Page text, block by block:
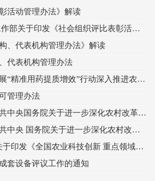
活动管理办法》解读
民政部 中央社会工作部关于印发《社会组织评比表彰活动管理办法》的通知
、代表机构管理办法》解读
代表机构管理办法
农业农村部关于开展“精准用药提质增效”行动深入推进农药科学安全使用工作的指导意见
管理办法
农业农村部落实中共中央国务院关于进一步深化农村改革扎实推进乡村全面振兴 工作部署的实施意见
中央一号文件｜中共中央 国务院关于进一步深化农村改革 扎实推进乡村全面振兴的意见
转发“农业农村部关于印发《全国农业科技创新 重点领域（2024–2028年）》的通知”
套设备评议工作的通知